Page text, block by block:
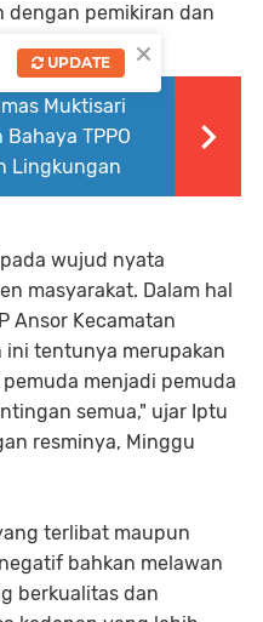
dengan pemikiran dan
Muktisari
TPPO
Lingkungan
wujud nyata
masyarakat. Dalam hal
Ansor Kecamatan
ini tentunya merupakan
menjadi pemuda
semua," ujar Iptu
resminya, Minggu
terlibat maupun
bahkan melawan
berkualitas dan
×
UPDATE